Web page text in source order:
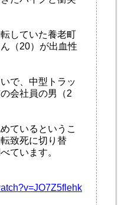
していた養老町
（20）が出血性
で、中型トラッ
会社員の男（2
ているというこ
致死に切り替
ています。